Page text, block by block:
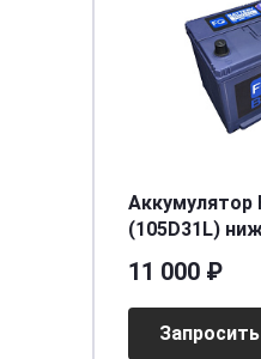
Аккумулятор
(105D31L)
11 000 ₽